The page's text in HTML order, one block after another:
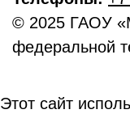
© 2025 ГАОУ
федеральной
Этот сайт